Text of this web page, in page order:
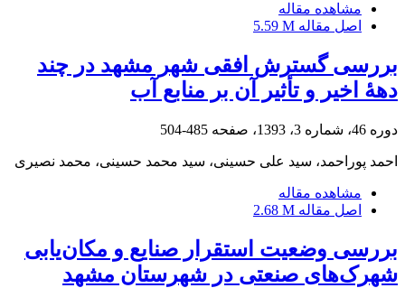
مشاهده مقاله
اصل مقاله 5.59 M
بررسی گسترش افقی شهر مشهد در چند
دهۀ اخیر و تأثیر آن بر منابع آب
دوره 46، شماره 3، 1393، صفحه 485-504
احمد پوراحمد، سید علی حسینی، سید محمد حسینی، محمد نصیری
مشاهده مقاله
اصل مقاله 2.68 M
بررسی وضعیت استقرار صنایع و مکان‌یابی
شهرک‌های صنعتی در شهرستان مشهد